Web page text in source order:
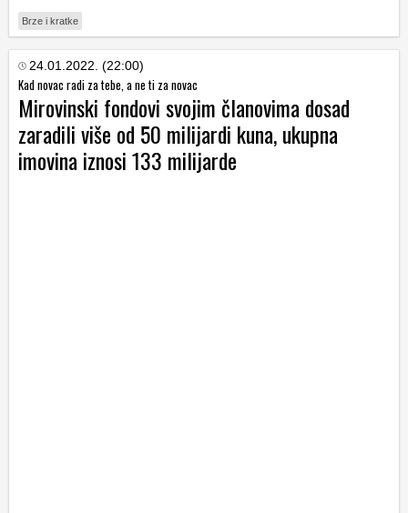
Brze i kratke
24.01.2022. (22:00)
Kad novac radi za tebe, a ne ti za novac
Mirovinski fondovi svojim članovima dosad
zaradili više od 50 milijardi kuna, ukupna
imovina iznosi 133 milijarde